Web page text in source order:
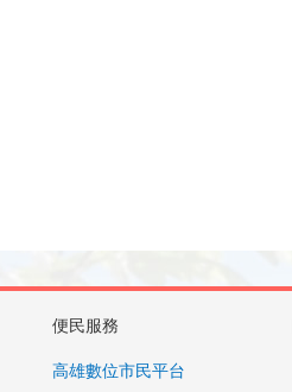
便民服務
高雄數位市民平台